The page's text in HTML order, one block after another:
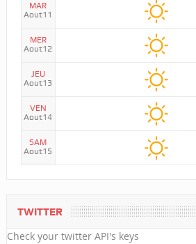
MAR
Aout11
MER
Aout12
JEU
Aout13
VEN
Aout14
SAM
Aout15
TWITTER
Check your twitter API's keys